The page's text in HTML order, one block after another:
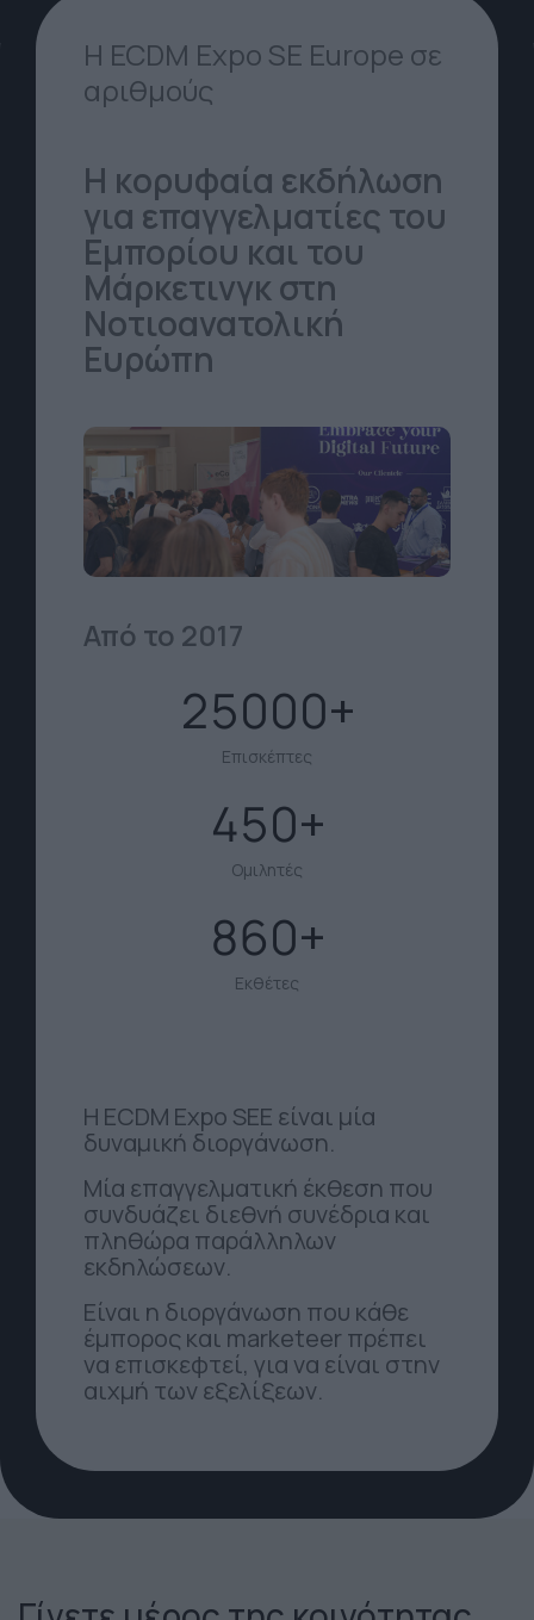
Η ECDM Expo SE Europe σε
αριθμούς
Η κορυφαία εκδήλωση
για επαγγελματίες του
Εμπορίου και του
Μάρκετινγκ στη
Νοτιοανατολική
Ευρώπη
Από το 2017
25000
Επισκέπτες
450
Ομιλητές
860
Εκθέτες
Η ECDM Expo SEE είναι μία
δυναμική διοργάνωση.
Μία επαγγελματική έκθεση που
συνδυάζει διεθνή συνέδρια και
πληθώρα παράλληλων
εκδηλώσεων.
Είναι η διοργάνωση που κάθε
έμπορος και marketeer πρέπει
να επισκεφτεί, για να είναι στην
αιχμή των εξελίξεων.